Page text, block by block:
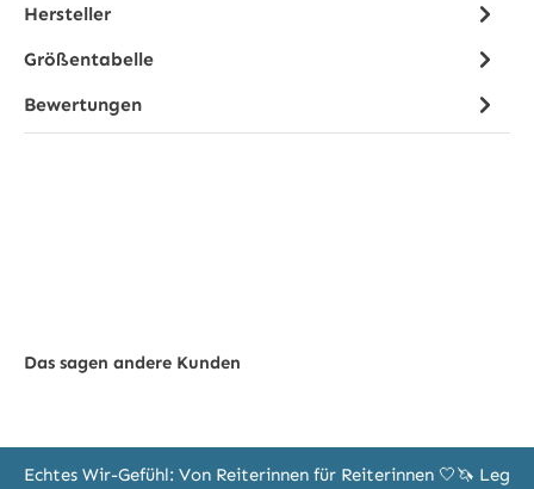
Hersteller
Größentabelle
Bewertungen
Das sagen andere Kunden
Echtes Wir-Gefühl: Von Reiterinnen für Reiterinnen 🤍🦄 Leg